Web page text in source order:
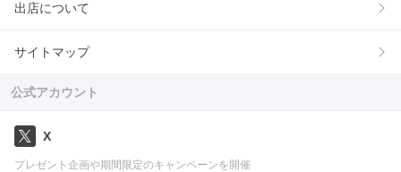
出店について
サイトマップ
公式アカウント
X
プレゼント企画や期間限定のキャンペーンを開催